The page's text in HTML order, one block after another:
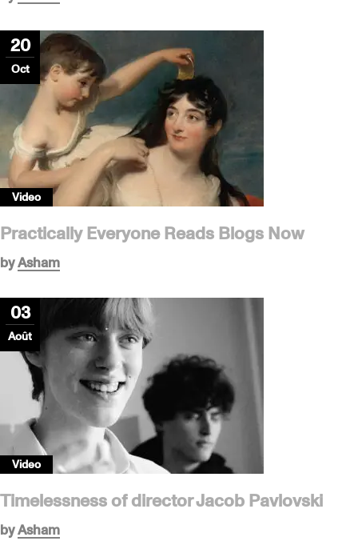
20
Oct
Video
Practically Everyone Reads Blogs Now
byAsham
03
Août
Video
Timelessness of director Jacob Pavlovski
byAsham